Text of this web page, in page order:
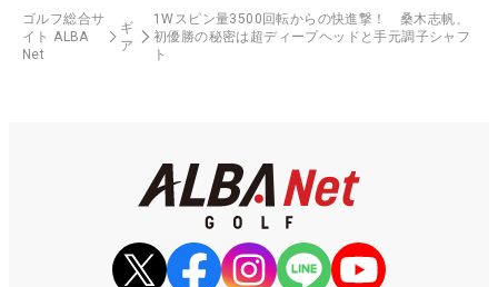
ゴルフ総合サ
イト ALBA
Net
ギ
ア
1Wスピン量3500回転からの快進撃！ 桑木志帆、
初優勝の秘密は超ディープヘッドと手元調子シャフ
ト